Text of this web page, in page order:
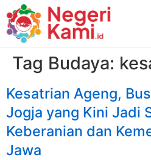
Tag Budaya:
Kesatrian Ageng,
Jogja yang Kini Jadi
Keberanian dan
Jawa